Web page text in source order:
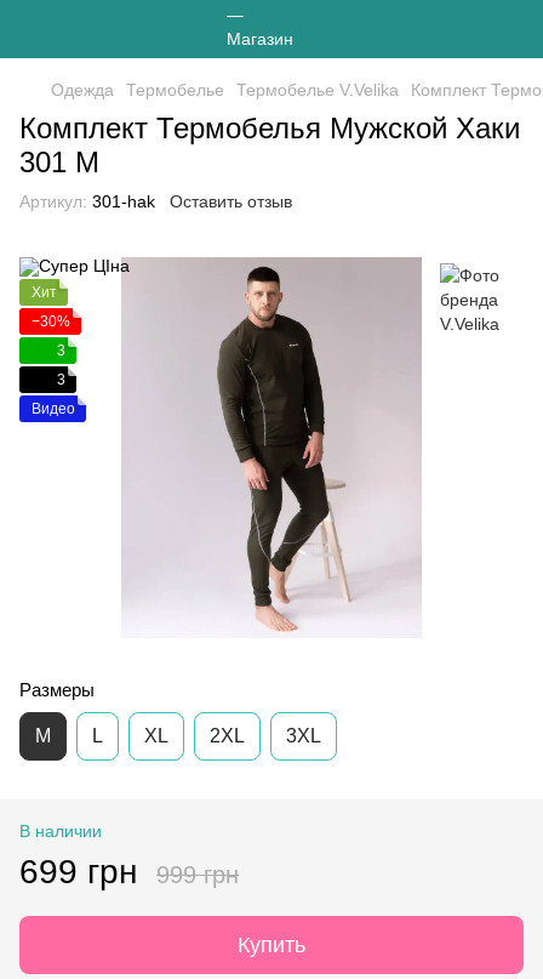
Одежда Термобелье Термобелье V.Velika Комплект
Комплект Термобелья Мужской Хаки
301 M
Артикул: 301-hak Оставить отзыв
Хит
−30%
3
3
Видео
Размеры
M L XL 2XL 3XL
В наличии
699 грн 999 грн
Купить